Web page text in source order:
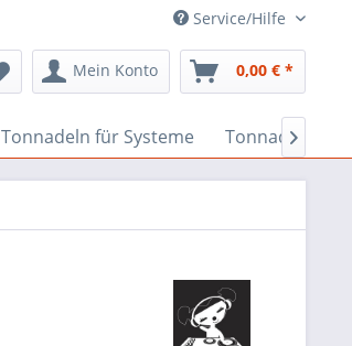
Service/Hilfe
Mein Konto 0,00 € *
Tonnadeln für Systeme Tonnadeln
